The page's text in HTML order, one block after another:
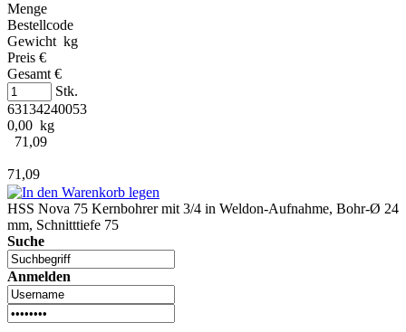
Menge
Bestellcode
Gewicht kg
Preis €
Gesamt €
Stk.
63134240053
0,00 kg
71,09
71,09
HSS Nova 75 Kernbohrer mit 3/4 in Weldon-Aufnahme, Bohr-Ø 24
mm, Schnitttiefe 75
Suche
Anmelden